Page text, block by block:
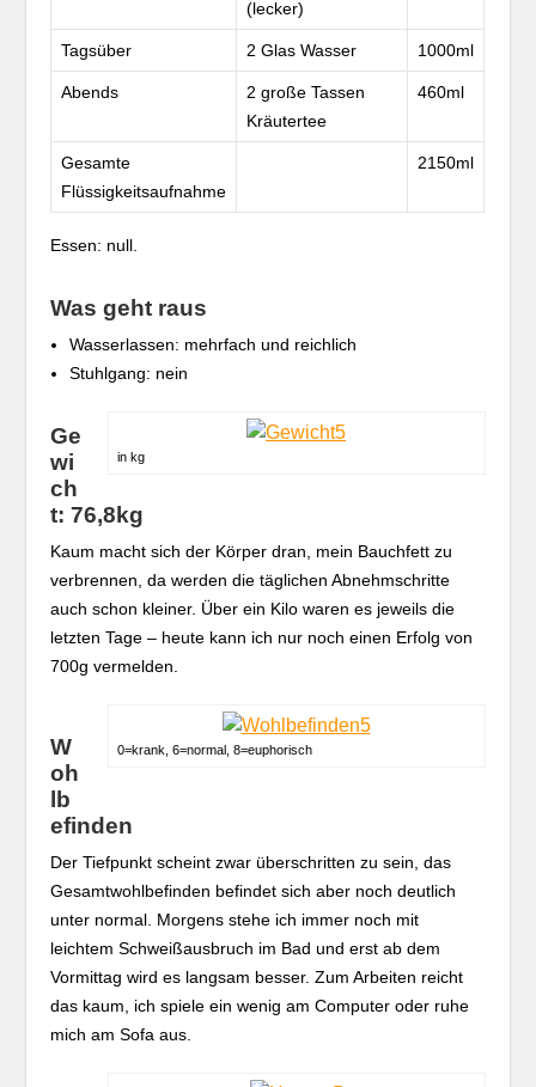
(lecker)
Tagsüber 2 Glas Wasser 1000ml
Abends
2 große Tassen
Kräutertee
460ml
Gesamte
Flüssigkeitsaufnahme
2150ml
Essen: null.
Was geht raus
Wasserlassen: mehrfach und reichlich
Stuhlgang: nein
in kg
Ge
wi
ch
t: 76,8kg
Kaum macht sich der Körper dran, mein Bauchfett zu
verbrennen, da werden die täglichen Abnehmschritte
auch schon kleiner. Über ein Kilo waren es jeweils die
letzten Tage – heute kann ich nur noch einen Erfolg von
700g vermelden.
0=krank, 6=normal, 8=euphorisch
W
oh
lb
efinden
Der Tiefpunkt scheint zwar überschritten zu sein, das
Gesamtwohlbefinden befindet sich aber noch deutlich
unter normal. Morgens stehe ich immer noch mit
leichtem Schweißausbruch im Bad und erst ab dem
Vormittag wird es langsam besser. Zum Arbeiten reicht
das kaum, ich spiele ein wenig am Computer oder ruhe
mich am Sofa aus.